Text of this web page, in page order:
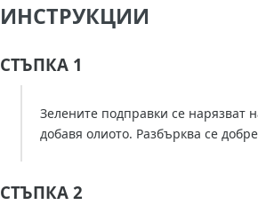
ИНСТРУКЦИИ
СТЪПКА 1
Зелените подправки се нарязват
добавя олиото. Разбърква се
СТЪПКА 2